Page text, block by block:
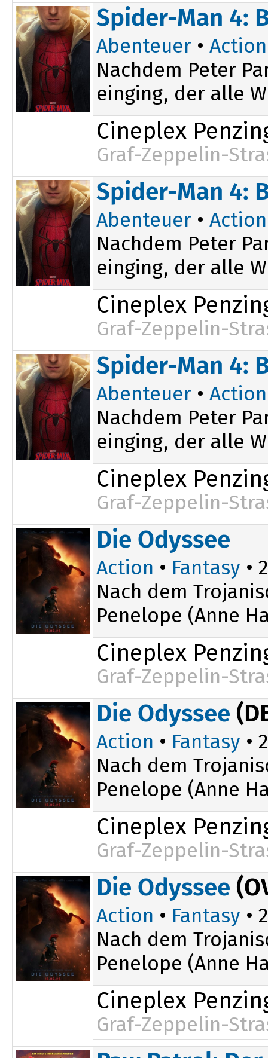
17:00
Spider-Man 4:
Abenteuer • Action
Nachdem Peter
einging, der alle
Cineplex
Graf-Zeppelin-
15:00
18:15
20:15
Spider-Man 4:
Abenteuer • Action
Nachdem Peter
einging, der alle
Cineplex
Graf-Zeppelin-
15:00
Spider-Man 4:
Abenteuer • Action
Nachdem Peter
einging, der alle
Cineplex
Graf-Zeppelin-
Die Odyssee
Action • Fantasy •
Nach dem
Penelope (Anne
Cineplex
Graf-Zeppelin-
14:15
16:00
18:15
19:45
Die Odyssee
Action • Fantasy •
Nach dem
Penelope (Anne
Cineplex
Graf-Zeppelin-
Die Odyssee
Action • Fantasy •
Nach dem
Penelope (Anne
Cineplex
Graf-Zeppelin-